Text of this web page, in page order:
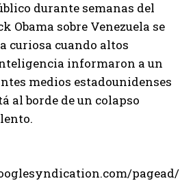
durante semanas del
Obama sobre Venezuela se
curiosa cuando altos
informaron a un
medios estadounidenses
al borde de un colapso
pagead/